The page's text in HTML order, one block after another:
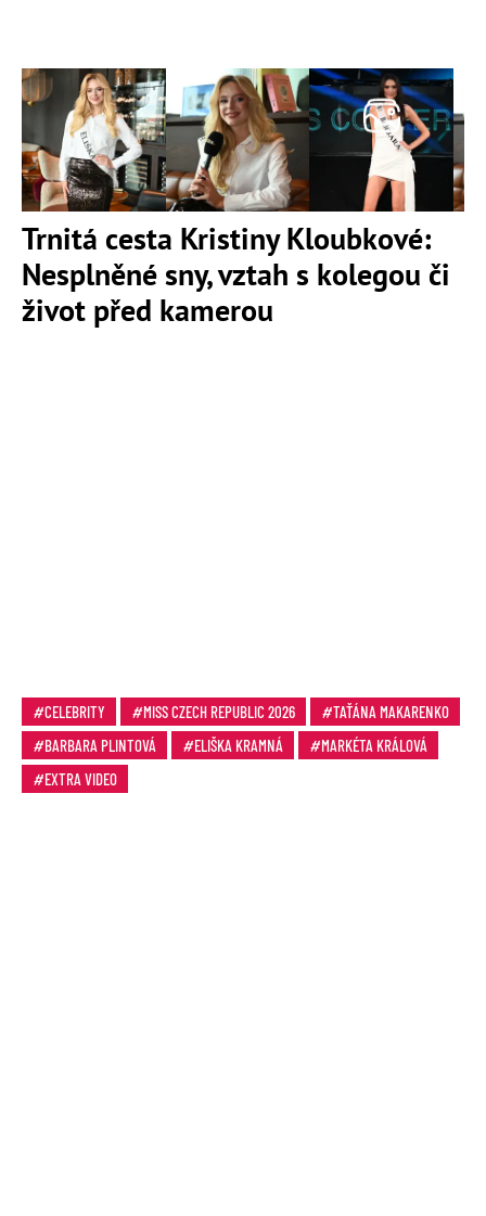
Trnitá cesta Kristiny Kloubkové:
Nesplněné sny, vztah s kolegou či
život před kamerou
CELEBRITY MISS CZECH REPUBLIC 2026
TAŤÁNA MAKARENKO
BARBARA PLINTOVÁ
ELIŠKA KRAMNÁ
MARKÉTA KRÁLOVÁ
EXTRA VIDEO